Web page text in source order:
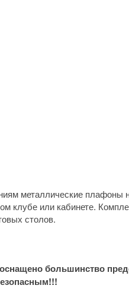
металлические плафоны
клубе или кабинете.
столов.
большинство